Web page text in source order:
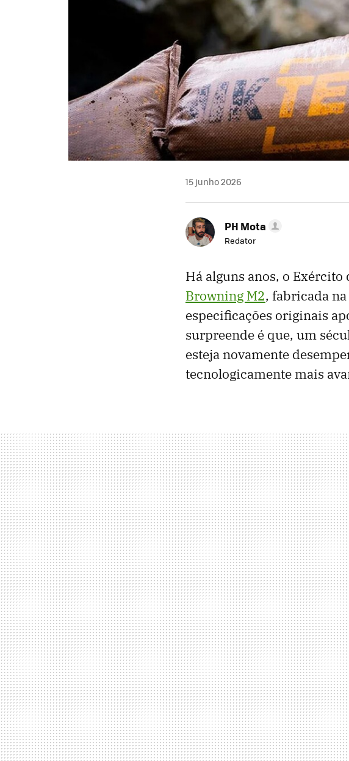
15 junho 2026
PH Mota
Redator
Há alguns anos, o
Browning M2, fabricada
especificações originais
surpreende é que, um
esteja novamente
tecnologicamente mais